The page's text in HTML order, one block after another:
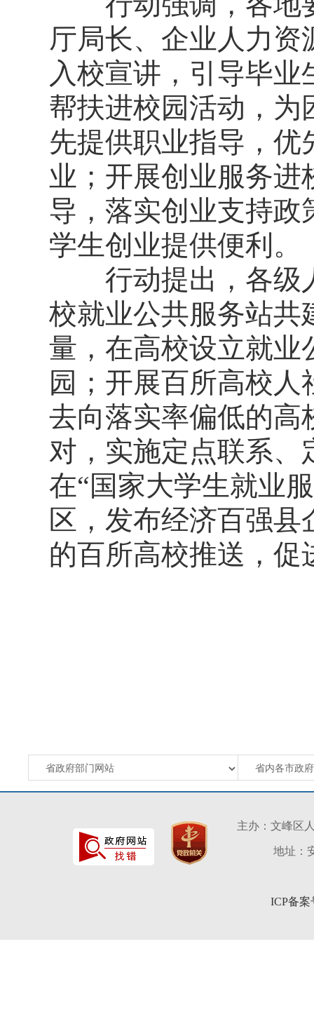
厅局长、企业人力
入校宣讲，引导毕
帮扶进校园活动，为
先提供职业指导，
业；开展创业服务进
导，落实创业支持政
学生创业提供便利。
行动提出，各级人
校就业公共服务站共
量，在高校设立就业
园；开展百所高校
去向落实率偏低的高
对，实施定点联系、
在“国家大学生就业
区，发布经济百强
的百所高校推送，促
主办：文峰区
地址：
ICP备案